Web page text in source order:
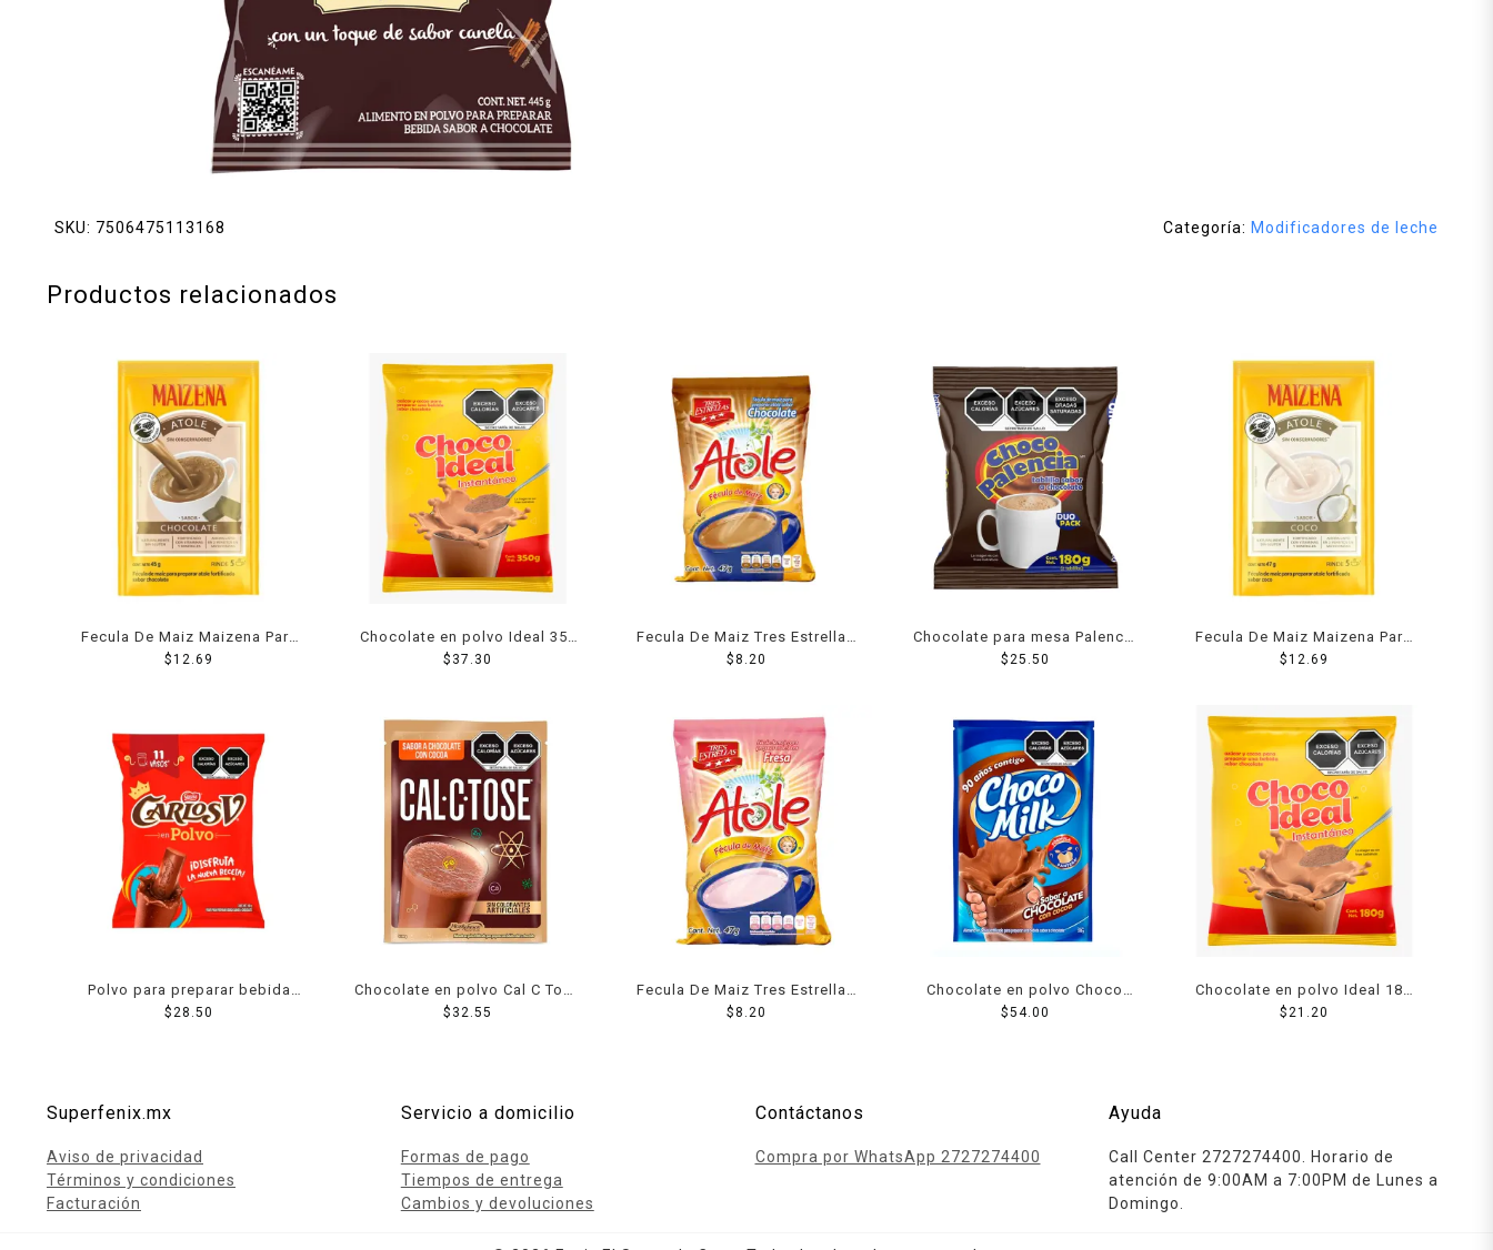
SKU: 7506475113168 Categoría: Modificadores de leche
Productos relacionados
Fecula De Maiz Maizena Para
Atole Sabor Chocolate 50 Grs
$12.69
Chocolate en polvo Ideal 350
g
$ 37.30
Fecula De Maiz Tres Estrellas
Para Atole Sabor Chocolate
$ 8.20
Chocolate para mesa Palencia
con 2 tablillas 180 g
$25.50
Fecula De Maiz Maizena Para
Atole Sabor Coco 50 Grs
$12.69
Polvo para preparar bebida
Nestlé Carlos V sabor
$ 28.50
Chocolate en polvo Cal C Tose
en bolsa 160 g
$ 32.55
Fecula De Maiz Tres Estrellas
Para Atole Sabor Fresa 47 Grs
$ 8.20
Chocolate en polvo Choco
Milk 350 g
$54.00
Chocolate en polvo Ideal 180
g
$ 21.20
Superfenix.mx
Aviso de privacidad
Términos y condiciones
Facturación
Servicio a domicilio
Formas de pago
Tiempos de entrega
Cambios y devoluciones
Contáctanos
Compra por WhatsApp 2727274400
Ayuda
Call Center 2727274400. Horario de
atención de 9:00AM a 7:00PM de Lunes a
Domingo.